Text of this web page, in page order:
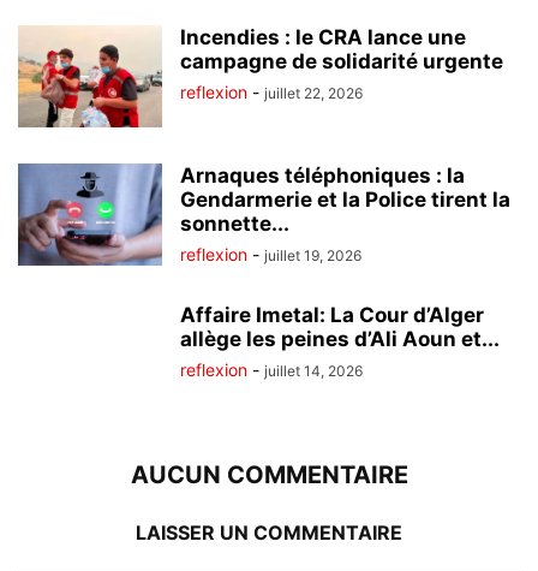
Incendies : le CRA lance une
campagne de solidarité urgente
reflexion - juillet 22, 2026
Arnaques téléphoniques : la
Gendarmerie et la Police tirent la
sonnette...
reflexion - juillet 19, 2026
Affaire Imetal: La Cour d’Alger
allège les peines d’Ali Aoun et...
reflexion - juillet 14, 2026
AUCUN COMMENTAIRE
LAISSER UN COMMENTAIRE